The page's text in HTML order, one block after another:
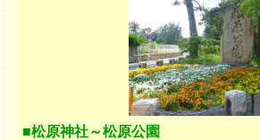
■松原神社～松原公園